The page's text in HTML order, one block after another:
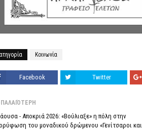
Κοινωνία
Facebook Twitter
ΠΑΛΑΙΌΤΕΡΗ
- Αποκριά 2026: «Βούλιαξε» η πόλη στην
του μοναδικού δρώμενου «Γενίτσαροι και